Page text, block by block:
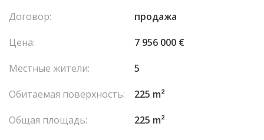
technique fonctionnel.
Договор:
продажа
Цена:
7 956 000 €
Местные жители:
5
Обитаемая поверхность:
225 m²
Общая площадь:
225 m²